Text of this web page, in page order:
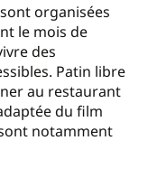
organisées
le mois de
des
Patin libre
au restaurant
du film
notamment